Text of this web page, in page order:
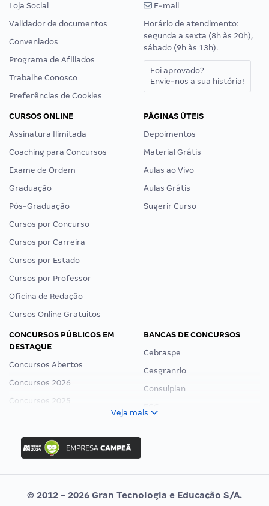
Loja Social
Validador de documentos
Conveniados
Programa de Afiliados
Trabalhe Conosco
Preferências de Cookies
E-mail
Horário de atendimento:
segunda a sexta (8h às 20h),
sábado (9h às 13h).
Foi aprovado?
Envie-nos a sua história!
CURSOS ONLINE
Assinatura Ilimitada
Coaching para Concursos
Exame de Ordem
Graduação
Pós-Graduação
Cursos por Concurso
Cursos por Carreira
Cursos por Estado
Cursos por Professor
Oficina de Redação
Cursos Online Gratuitos
PÁGINAS ÚTEIS
Depoimentos
Material Grátis
Aulas ao Vivo
Aulas Grátis
Sugerir Curso
CONCURSOS PÚBLICOS EM
DESTAQUE
Concursos Abertos
Concursos 2026
Concursos 2025
Concurso Ibama
Concurso MPU
Editais publicados
BANCAS DE CONCURSOS
Cebraspe
Cesgranrio
Consulplan
Vunesp
Veja mais
© 2012 - 2026 Gran Tecnologia e Educação S/A.